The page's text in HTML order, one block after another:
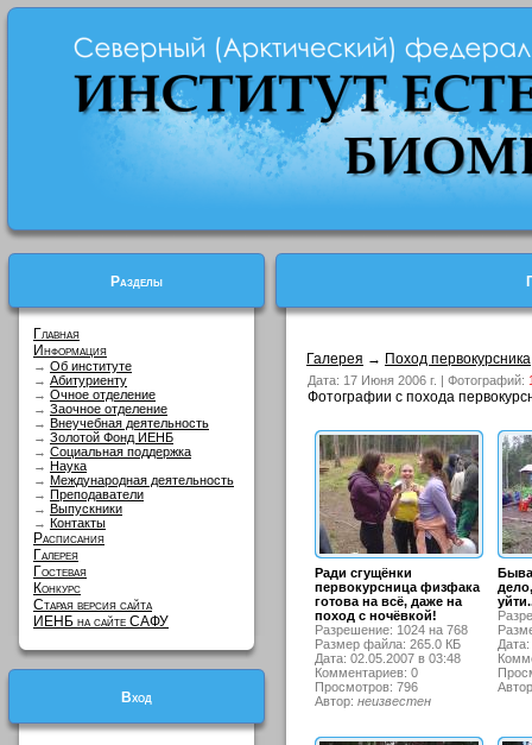
Разделы
Главная
Информация
→ Об институте
→ Абитуриенту
→ Очное отделение
→ Заочное отделение
→ Внеучебная деятельность
→ Золотой Фонд ИЕНБ
→ Социальная поддержка
→ Наука
→ Международная деятельность
→ Преподаватели
→ Выпускники
→ Контакты
Расписания
Галерея
Гостевая
Конкурс
Старая версия сайта
ИЕНБ на сайте САФУ
Вход
Галерея → Поход первокурсника
Дата: 17 Июня 2006 г. | Фотографий:
Фотографии с похода
Ради сгущёнки
первокурсница физфака
готова на всё, даже на
поход с ночёвкой!
Разрешение: 1024 на 768
Размер файла: 265.0 КБ
Дата: 02.05.2007 в 03:48
Комментариев: 0
Просмотров: 796
Автор: неизвестен